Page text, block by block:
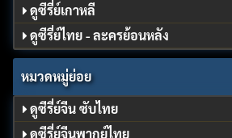
ดูซีรี่ย์เกาหลี
ดูซีรี่ย์ไทย - ละครย้อนหลัง
หมวดหมู่ย่อย
ดูซีรี่ย์จีน ซับไทย
ดูซีรี่ย์จีนพากย์ไทย